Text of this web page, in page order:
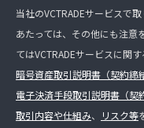
当社のVCTRADEサービスで
あたっては、その他にも注意
てはVCTRADEサービスに関
暗号資産取引説明書（契約締
電子決済手段取引説明書（契
取引内容や仕組み、 リスク等